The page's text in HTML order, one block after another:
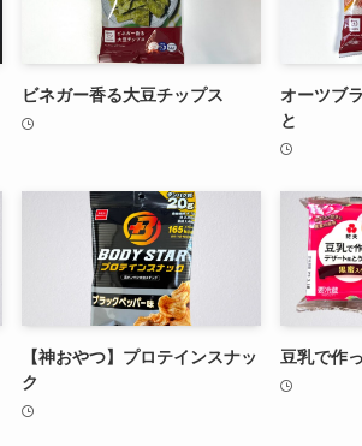
ビネガー香る大豆チップス
オーツブ
と
【神おやつ】プロテインスナッ
ク
豆乳で作